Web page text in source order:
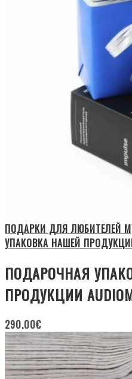
ПОДАРКИ ДЛЯ ЛЮБИТЕЛЕЙ
УПАКОВКА НАШЕЙ
ПОДАРОЧНАЯ
ПРОДУКЦИИ
290.00€